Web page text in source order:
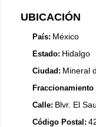
UBICACIÓN
País: México
Estado: Hidalgo
Ciudad: Mineral
Fraccionamiento
Calle: Blvr. El
Código Postal: